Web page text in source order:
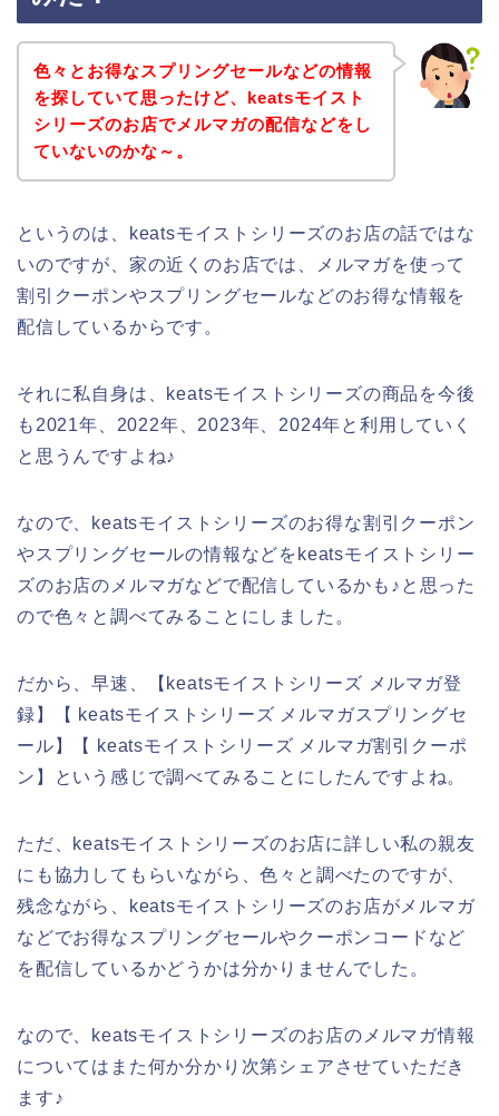
色々とお得なスプリングセールなどの情報
を探していて思ったけど、keatsモイスト
シリーズのお店でメルマガの配信などをし
ていないのかな～。
というのは、keatsモイストシリーズのお店の話ではな
いのですが、家の近くのお店では、メルマガを使って
割引クーポンやスプリングセールなどのお得な情報を
配信しているからです。
それに私自身は、keatsモイストシリーズの商品を今後
も2021年、2022年、2023年、2024年と利用していく
と思うんですよね♪
なので、keatsモイストシリーズのお得な割引クーポン
やスプリングセールの情報などをkeatsモイストシリー
ズのお店のメルマガなどで配信しているかも♪と思った
ので色々と調べてみることにしました。
だから、早速、【keatsモイストシリーズ メルマガ登
録】【 keatsモイストシリーズ メルマガスプリングセ
ール】【 keatsモイストシリーズ メルマガ割引クーポ
ン】という感じで調べてみることにしたんですよね。
ただ、keatsモイストシリーズのお店に詳しい私の親友
にも協力してもらいながら、色々と調べたのですが、
残念ながら、keatsモイストシリーズのお店がメルマガ
などでお得なスプリングセールやクーポンコードなど
を配信しているかどうかは分かりませんでした。
なので、keatsモイストシリーズのお店のメルマガ情報
についてはまた何か分かり次第シェアさせていただき
ます♪